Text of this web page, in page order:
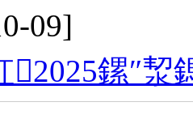
09]
2025鏍″洯